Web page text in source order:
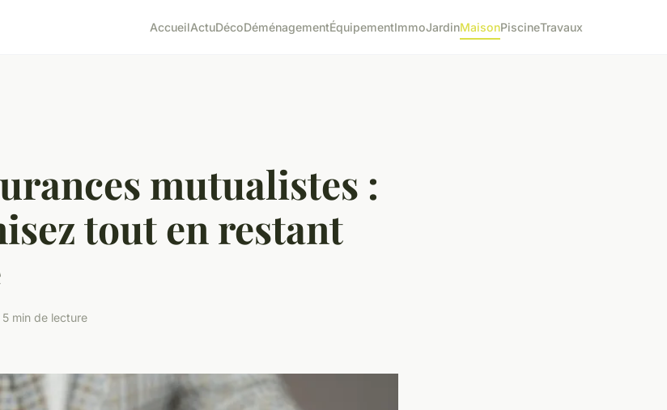
AccueilActuDécoDéménagementÉquipementImmoJardinMaisonPiscineTravaux
mutualistes :
tout en restant
min de lecture